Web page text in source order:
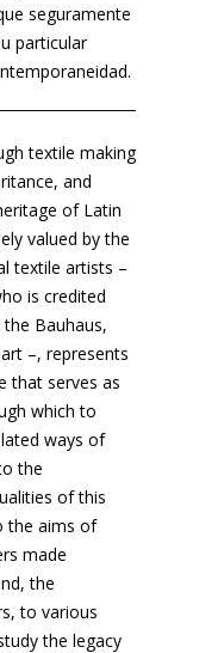
seguramente
particular
textile making
and
of Latin
valued by the
textile artists –
is credited
Bauhaus,
–, represents
that serves as
which to
ways of
the
of this
the aims of
made
the
to various
the legacy